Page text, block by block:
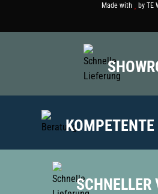
Made with by TE
KOMPETENTE
SCHNELLER